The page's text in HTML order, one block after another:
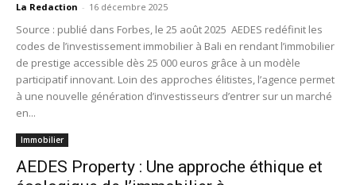
La Redaction - 16 décembre 2025
Source : publié dans Forbes, le 25 août 2025 AEDES redéfinit les
codes de l’investissement immobilier à Bali en rendant l’immobilier
de prestige accessible dès 25 000 euros grâce à un modèle
participatif innovant. Loin des approches élitistes, l’agence permet
à une nouvelle génération d’investisseurs d’entrer sur un marché
en...
Immobilier
AEDES Property : Une approche éthique et